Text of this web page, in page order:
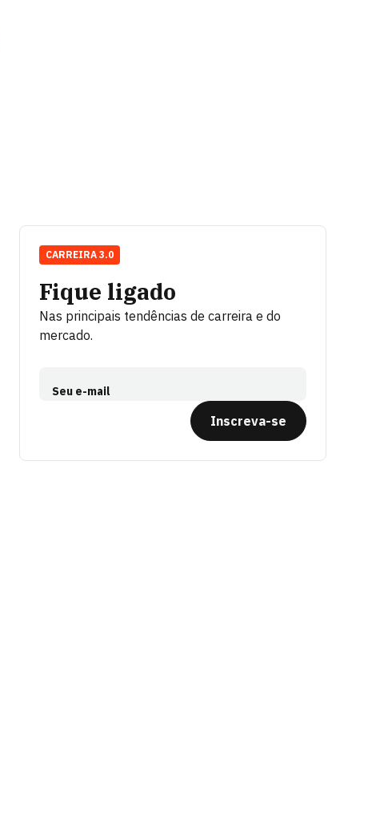
Fique ligado
Nas principais tendências de carreira e do
mercado.
Seu e-mail
Inscreva-se
CARREIRA 3.0